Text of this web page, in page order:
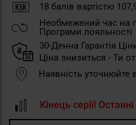
18 балів вартістю
Необмежений час на
Програми лояльності
30-Денна Гарантія
Ціна знизиться - Ти
Наявність уточнюйте
Кінець серії!